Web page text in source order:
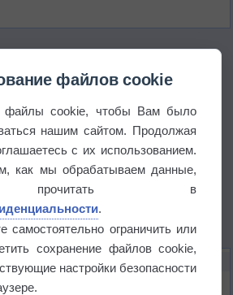
загар цветом отличается от
файлов cookie
файлы cookie, чтобы Вам было
нашим сайтом. Продолжая
с их использованием.
как мы обрабатываем данные,
прочитать в
.
самостоятельно ограничить или
сохранение файлов cookie,
настройки безопасности